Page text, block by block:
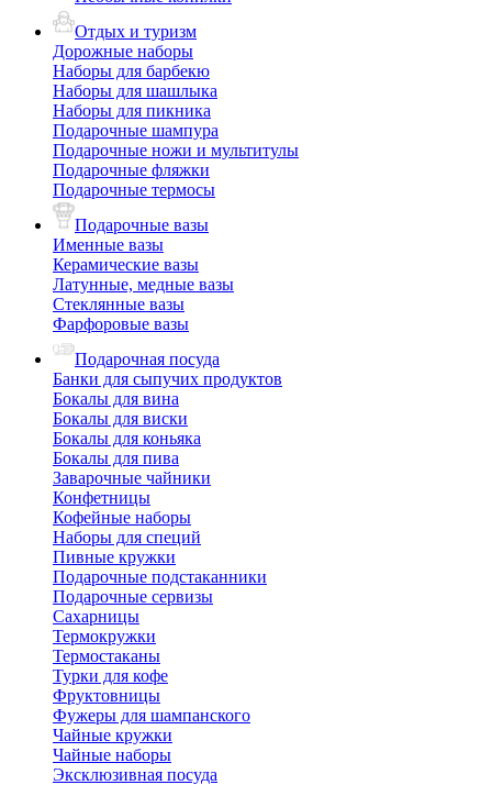
Отдых и туризм
Дорожные наборы
Наборы для барбекю
Наборы для шашлыка
Наборы для пикника
Подарочные шампура
Подарочные ножи и мультитулы
Подарочные фляжки
Подарочные термосы
Подарочные вазы
Именные вазы
Керамические вазы
Латунные, медные вазы
Стеклянные вазы
Фарфоровые вазы
Подарочная посуда
Банки для сыпучих продуктов
Бокалы для вина
Бокалы для виски
Бокалы для коньяка
Бокалы для пива
Заварочные чайники
Конфетницы
Кофейные наборы
Наборы для специй
Пивные кружки
Подарочные подстаканники
Подарочные сервизы
Сахарницы
Термокружки
Термостаканы
Турки для кофе
Фруктовницы
Фужеры для шампанского
Чайные кружки
Чайные наборы
Эксклюзивная посуда